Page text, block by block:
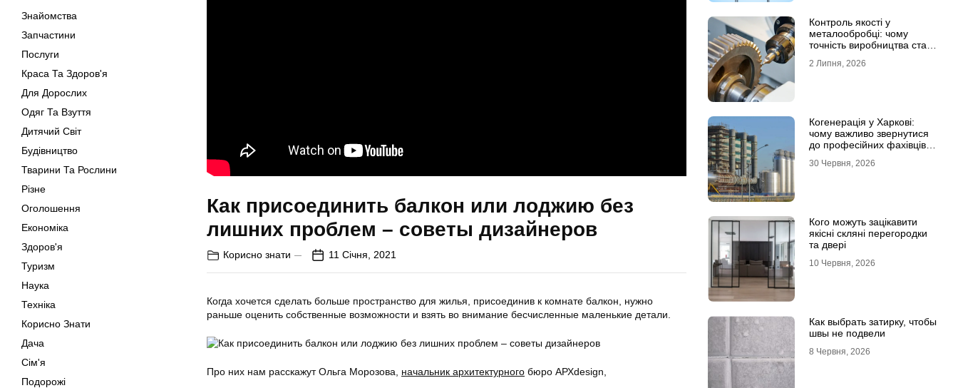
Знайомства
Запчастини
Послуги
Краса Та Здоров'я
Для Дорослих
Одяг Та Взуття
Дитячий Світ
Будівництво
Тварини Та Рослини
Різне
Оголошення
Економіка
Здоров'я
Туризм
Наука
Техніка
Корисно Знати
Дача
Сім'я
Подорожі
Как присоединить балкон или лоджию без
лишних проблем – советы дизайнеров
Корисно знати 11 Січня, 2021
Когда хочется сделать больше пространство для жилья, присоединив к комнате балкон, нужно
раньше оценить собственные возможности и взять во внимание бесчисленные маленькие детали.
Про них нам расскажут Ольга Морозова, начальник архитектурного бюро АРХdesign,
Контроль якості у
металообробці: чому
точність виробництва стає
перевагою
2 Липня, 2026
Когенерація у Харкові:
чому важливо звернутися
до професійних фахівців з
30 Червня, 2026
Кого можуть зацікавити
якісні скляні перегородки
та двері
10 Червня, 2026
Как выбрать затирку, чтобы
швы не подвели
8 Червня, 2026